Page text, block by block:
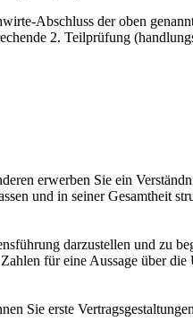
Abschluss der oben
2. Teilprüfung
erwerben Sie ein
und in seiner Gesamtheit
darzustellen und zu
für eine Aussage über die
Sie erste